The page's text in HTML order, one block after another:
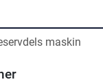
maskin